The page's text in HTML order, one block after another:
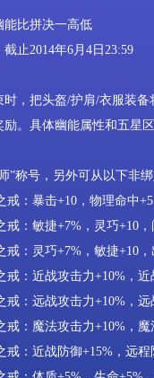
能比拼决一高低
截止2014年6月 4日 23:59
时，把头盔/护肩/衣服装备
。具体幽能属性和五星
”称号，另外可从以下非
戒：暴击+10，物理命中+5
戒：敏捷+7%，灵巧+10，
戒：灵巧+7%，敏捷+10，
戒：近战攻击力+10%，近
戒：远战攻击力+10%，远
戒：魔法攻击力+10%，魔
戒：近战防御+15%，远程